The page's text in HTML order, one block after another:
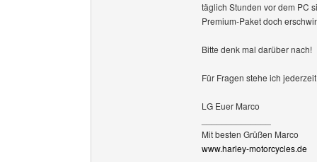
täglich Stunden vor dem PC
Premium-Paket doch
Bitte denk mal darüber nach!
Für Fragen stehe ich
LG Euer Marco
Mit besten Grüßen Marco
www.harley-motorcycles.de